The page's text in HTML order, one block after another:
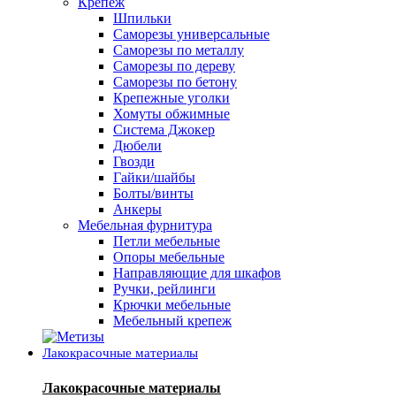
Шпильки
Саморезы универсальные
Саморезы по металлу
Саморезы по дереву
Саморезы по бетону
Крепежные уголки
Хомуты обжимные
Система Джокер
Дюбели
Гвозди
Гайки/шайбы
Болты/винты
Анкеры
Мебельная фурнитура
Петли мебельные
Опоры мебельные
Направляющие для шкафов
Ручки, рейлинги
Крючки мебельные
Мебельный крепеж
Лакокрасочные материалы
Лакокрасочные материалы